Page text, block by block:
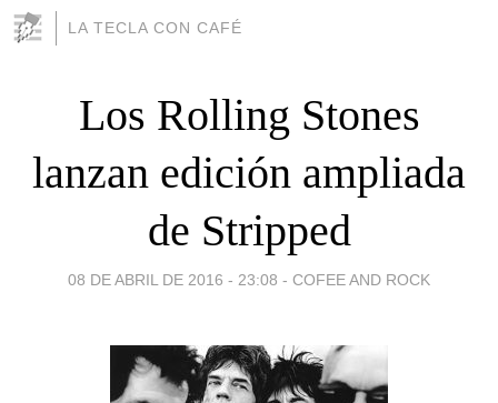
LA TECLA CON CAFÉ
Los Rolling Stones
lanzan edición ampliada
de Stripped
08 DE ABRIL DE 2016 - 23:08 - COFEE AND ROCK